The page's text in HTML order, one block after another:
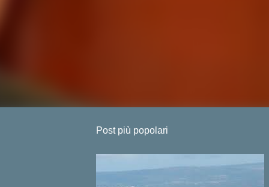
Post più popolari